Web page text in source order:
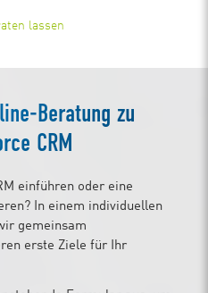
lassen
Beratung zu
CRM